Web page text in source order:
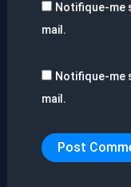
Notifique-me
mail.
Notifique-me
mail.